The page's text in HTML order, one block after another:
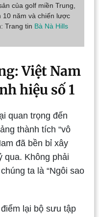
của golf miền Trung,
10 năm và chiến lược
Trang tin Bà Nà Hills
Việt Nam
hiệu số 1
quan trọng đến
thành tích “vô
đã bền bỉ xây
qua. Không phải
ta là “Ngôi sao
điểm lại bộ sưu tập